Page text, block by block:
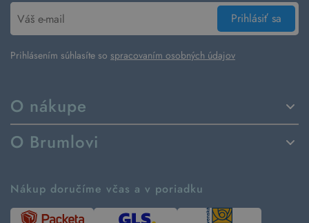
O nákupe
Spôsoby dodania a platby
Vrátenie tovaru a reklamácia
Návod ako nakupovať
O Brumlovi
Ako tvoríme second hand
Časté otázky
Prihlásiť sa
Prihlásením súhlasíte so spracovaním osobných údajov
Nákup doručíme včas a v poriadku